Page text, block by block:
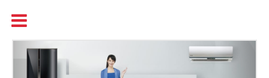
Previous